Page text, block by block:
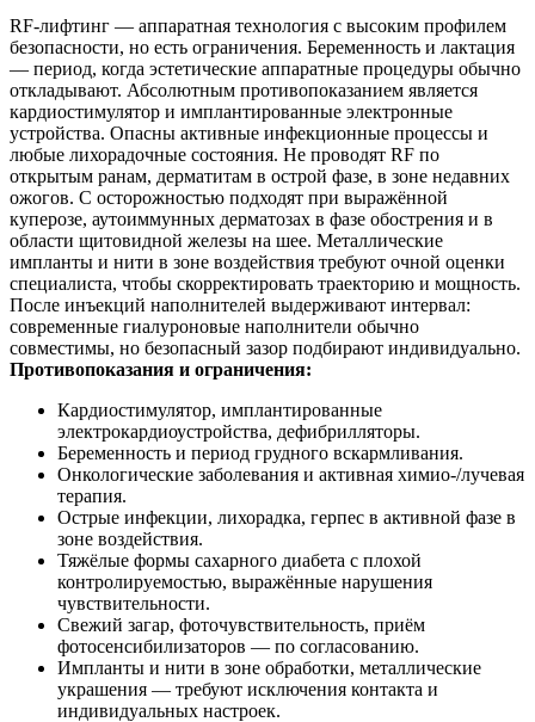
RF‑лифтинг — аппаратная технология с высоким профилем
безопасности, но есть ограничения. Беременность и лактация
— период, когда эстетические аппаратные процедуры обычно
откладывают. Абсолютным противопоказанием является
кардиостимулятор и имплантированные электронные
устройства. Опасны активные инфекционные процессы и
любые лихорадочные состояния. Не проводят RF по
открытым ранам, дерматитам в острой фазе, в зоне недавних
ожогов. С осторожностью подходят при выражённой
куперозе, аутоиммунных дерматозах в фазе обострения и в
области щитовидной железы на шее. Металлические
импланты и нити в зоне воздействия требуют очной оценки
специалиста, чтобы скорректировать траекторию и мощность.
После инъекций наполнителей выдерживают интервал:
современные гиалуроновые наполнители обычно
совместимы, но безопасный зазор подбирают индивидуально.
Противопоказания и ограничения:
Кардиостимулятор, имплантированные
электрокардиоустройства, дефибрилляторы.
Беременность и период грудного вскармливания.
Онкологические заболевания и активная химио‑/лучевая
терапия.
Острые инфекции, лихорадка, герпес в активной фазе в
зоне воздействия.
Тяжёлые формы сахарного диабета с плохой
контролируемостью, выражённые нарушения
чувствительности.
Свежий загар, фоточувствительность, приём
фотосенсибилизаторов — по согласованию.
Импланты и нити в зоне обработки, металлические
украшения — требуют исключения контакта и
индивидуальных настроек.